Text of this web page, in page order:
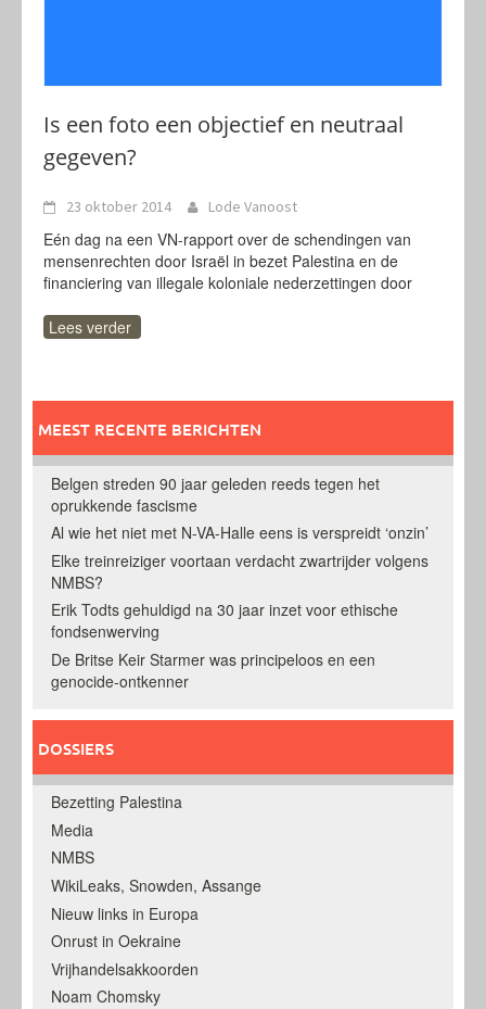
Is een foto een objectief en neutraal
gegeven?
23 oktober 2014 Lode Vanoost
Eén dag na een VN-rapport over de schendingen van
mensenrechten door Israël in bezet Palestina en de
financiering van illegale koloniale nederzettingen door
Lees verder
MEEST RECENTE BERICHTEN
Belgen streden 90 jaar geleden reeds tegen het
oprukkende fascisme
Al wie het niet met N-VA-Halle eens is verspreidt ‘onzin’
Elke treinreiziger voortaan verdacht zwartrijder volgens
NMBS?
Erik Todts gehuldigd na 30 jaar inzet voor ethische
fondsenwerving
De Britse Keir Starmer was principeloos en een
genocide-ontkenner
DOSSIERS
Bezetting Palestina
Media
NMBS
WikiLeaks, Snowden, Assange
Nieuw links in Europa
Onrust in Oekraine
Vrijhandelsakkoorden
Noam Chomsky